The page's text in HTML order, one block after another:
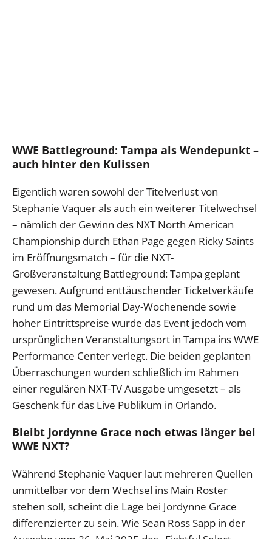
WWE Battleground: Tampa als Wendepunkt –
auch hinter den Kulissen
Eigentlich waren sowohl der Titelverlust von
Stephanie Vaquer als auch ein weiterer Titelwechsel
– nämlich der Gewinn des NXT North American
Championship durch Ethan Page gegen Ricky Saints
im Eröffnungsmatch – für die NXT-
Großveranstaltung Battleground: Tampa geplant
gewesen. Aufgrund enttäuschender Ticketverkäufe
rund um das Memorial Day-Wochenende sowie
hoher Eintrittspreise wurde das Event jedoch vom
ursprünglichen Veranstaltungsort in Tampa ins WWE
Performance Center verlegt. Die beiden geplanten
Überraschungen wurden schließlich im Rahmen
einer regulären NXT-TV Ausgabe umgesetzt – als
Geschenk für das Live Publikum in Orlando.
Bleibt Jordynne Grace noch etwas länger bei
WWE NXT?
Während Stephanie Vaquer laut mehreren Quellen
unmittelbar vor dem Wechsel ins Main Roster
stehen soll, scheint die Lage bei Jordynne Grace
differenzierter zu sein. Wie Sean Ross Sapp in der